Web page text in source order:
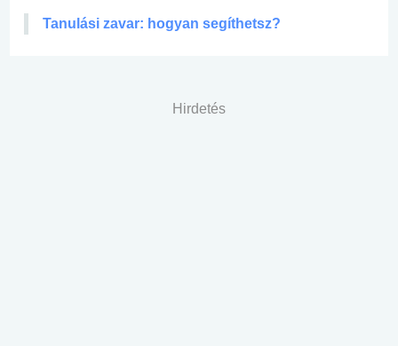
Tanulási zavar: hogyan segíthetsz?
Hirdetés